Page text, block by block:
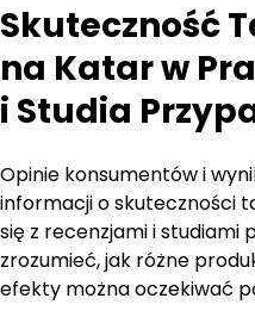
Skuteczność
na Katar w
i Studia
Opinie konsumentów i
informacji o skuteczności
się z recenzjami i
zrozumieć, jak różne
efekty można oczekiwać